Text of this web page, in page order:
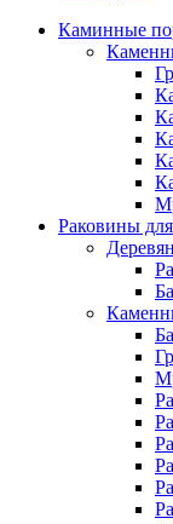
Каминные
Раковины